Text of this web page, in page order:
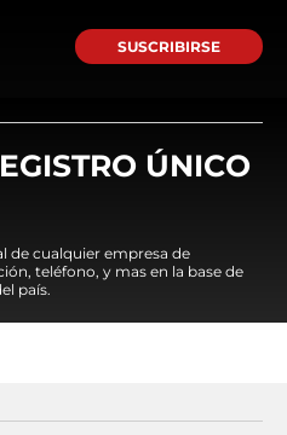
SUSCRIBIRSE
ÚNICO
de cualquier empresa de
teléfono, y mas en la base de
país.